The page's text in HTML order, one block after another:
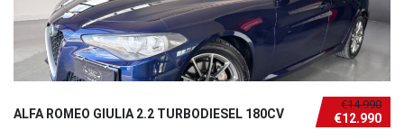
€14.990
€12.990
ALFA ROMEO GIULIA 2.2 TURBODIESEL 180CV